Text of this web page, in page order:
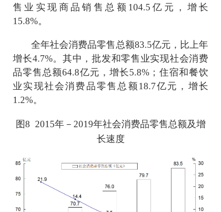
售业实现商品销售总额 104.5 亿元， 增长
15.8%。
全年社会消费品零售总额83.5亿元，比上年
增长4.7%。其中，批发和零售业实现社会消费
品零售总额64.8亿元，增长5.8%；住宿和餐饮
业实现社会消费品零售总额18.7亿元，增长
1.2%。
图8 201 5年－ 2019年社会消费品零售总额及增
长速度